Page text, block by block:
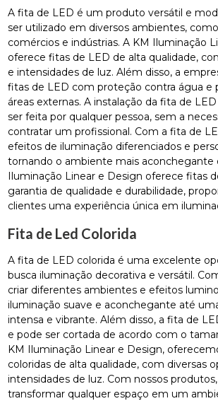
A fita de LED é um produto versátil e
ser utilizado em diversos ambientes,
comércios e indústrias. A KM Iluminação
oferece fitas de LED de alta qualidade,
e intensidades de luz. Além disso, a
fitas de LED com proteção contra água e
áreas externas. A instalação da fita de
ser feita por qualquer pessoa, sem a
contratar um profissional. Com a fita de
efeitos de iluminação diferenciados e
tornando o ambiente mais aconchegante
Iluminação Linear e Design oferece fitas
garantia de qualidade e durabilidade,
clientes uma experiência única em
Fita de Led Colorida
A fita de LED colorida é uma excelente
busca iluminação decorativa e versátil.
criar diferentes ambientes e efeitos
iluminação suave e aconchegante até
intensa e vibrante. Além disso, a fita de
e pode ser cortada de acordo com o
KM Iluminação Linear e Design,
coloridas de alta qualidade, com diversas
intensidades de luz. Com nossos
transformar qualquer espaço em um